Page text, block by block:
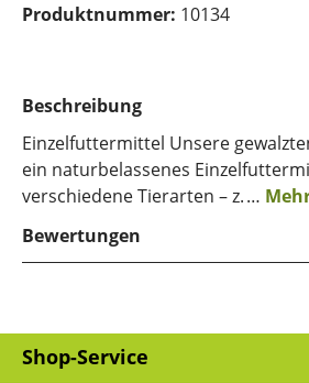
Produktnummer: 10134
Beschreibung
Einzelfuttermittel Unsere
ein naturbelassenes
verschiedene Tierarten – z. …
Bewertungen
Shop-Service